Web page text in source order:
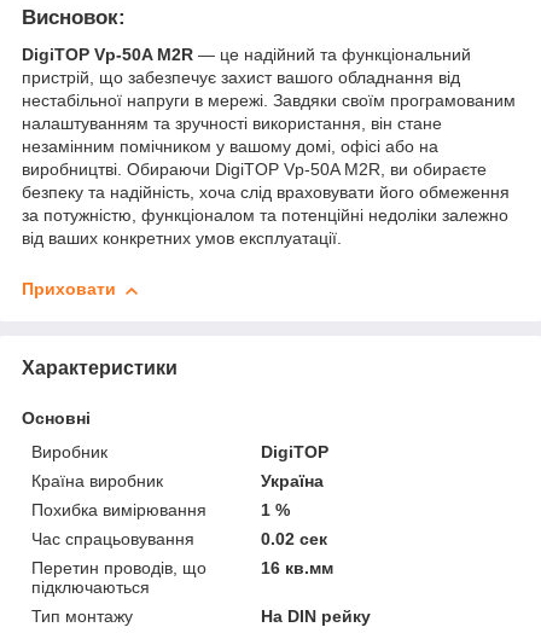
Висновок:
DigiTOP Vp-50A M2R — це надійний та функціональний
пристрій, що забезпечує захист вашого обладнання від
нестабільної напруги в мережі. Завдяки своїм програмованим
налаштуванням та зручності використання, він стане
незамінним помічником у вашому домі, офісі або на
виробництві. Обираючи DigiTOP Vp-50A M2R, ви обираєте
безпеку та надійність, хоча слід враховувати його обмеження
за потужністю, функціоналом та потенційні недоліки залежно
від ваших конкретних умов експлуатації.
Приховати
Характеристики
Основні
Виробник
DigiTOP
Країна виробник
Україна
Похибка вимірювання
1 %
Час спрацьовування
0.02 сек
Перетин проводів, що
підключаються
16 кв.мм
Тип монтажу
На DIN рейку